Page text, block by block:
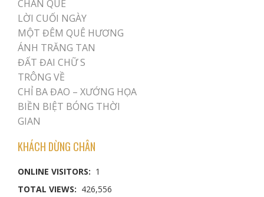
CHÂN QUÊ
LỜI CUỐI NGÀY
MỘT ĐÊM QUÊ HƯƠNG
ÁNH TRĂNG TAN
ĐẤT ĐAI CHỮ S
TRÔNG VỀ
CHỈ BA ĐAO – XƯỚNG HỌA
BIỀN BIỆT BÓNG THỜI
GIAN
KHÁCH DỪNG CHÂN
ONLINE VISITORS: 1
TOTAL VIEWS: 426,556